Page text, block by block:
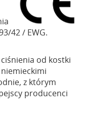
42 / EWG.
od kostki
z którym
producenci